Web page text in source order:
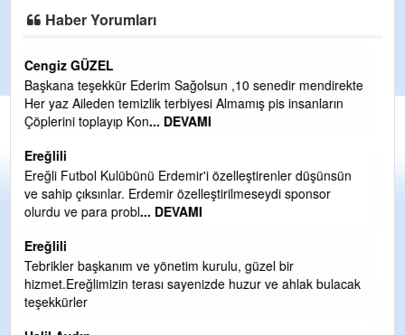
Haber Yorumları
CEVDET YILMAZ
GULDERE DERE ÇALIŞMALARI, SEKIZ YIL ÖNCE ALKAYA
TARAFINDAN BAŞLATILDI, ETRASFINDA YERLEŞİM YERI
OLMAYAN KISIMLARA DUVARLAR YAPILDI."BURADAK
Şaban yavuz
Mekanı cennet olsun kederli ailesine Rabbim Sabri Celil
ihsan eylesin
Sebahattin özarslan
Günaydın hayırlı sabahlar dilerim
H BakiYüksel